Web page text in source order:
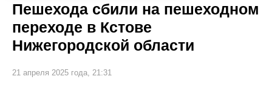
Пешехода сбили на пешеходном
переходе в Кстове
Нижегородской области
21 апреля 2025 года, 21:31